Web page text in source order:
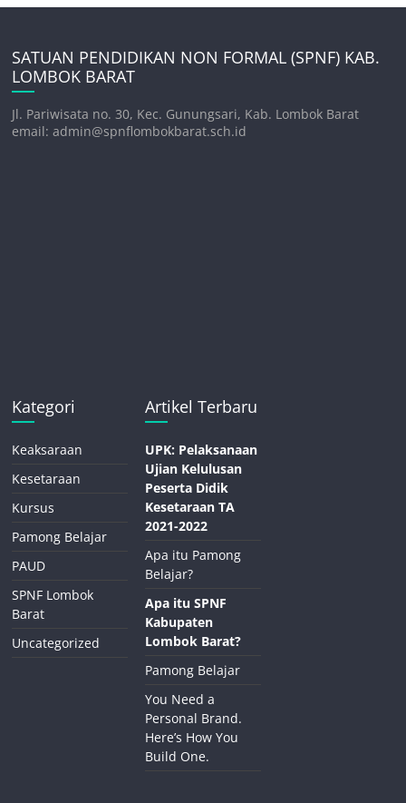
SATUAN PENDIDIKAN NON FORMAL (SPNF) KAB.
LOMBOK BARAT
Jl. Pariwisata no. 30, Kec. Gunungsari, Kab. Lombok Barat
email: admin@spnflombokbarat.sch.id
Kategori
Keaksaraan
Kesetaraan
Kursus
Pamong Belajar
PAUD
SPNF Lombok
Barat
Uncategorized
Artikel Terbaru
UPK: Pelaksanaan
Ujian Kelulusan
Peserta Didik
Kesetaraan TA
2021-2022
Apa itu Pamong
Belajar?
Apa itu SPNF
Kabupaten
Lombok Barat?
Pamong Belajar
You Need a
Personal Brand.
Here’s How You
Build One.